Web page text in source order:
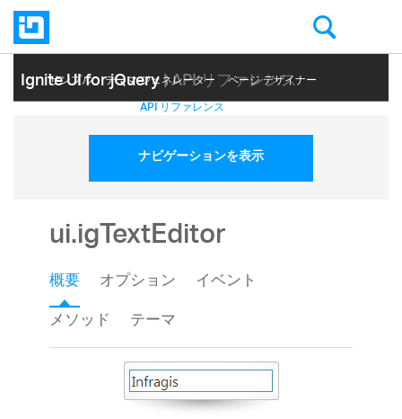
Ignite UI for jQuery| API リファレンス
サンプル テーマ ジェネレーター ページ デザイナー
ヘルプ トピック API リファレンス
ナビゲーションを表示
ui.igTextEditor
概要 オプション
イベント
メソッド
テーマ